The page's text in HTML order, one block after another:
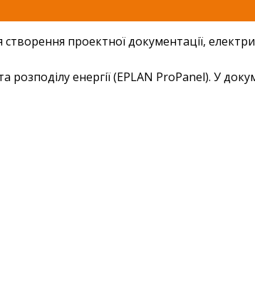
проектної документації,
енергії (EPLAN ProPanel). У